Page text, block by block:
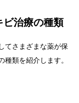
ビ治療の種類
てさまざまな薬が保
類を紹介します。